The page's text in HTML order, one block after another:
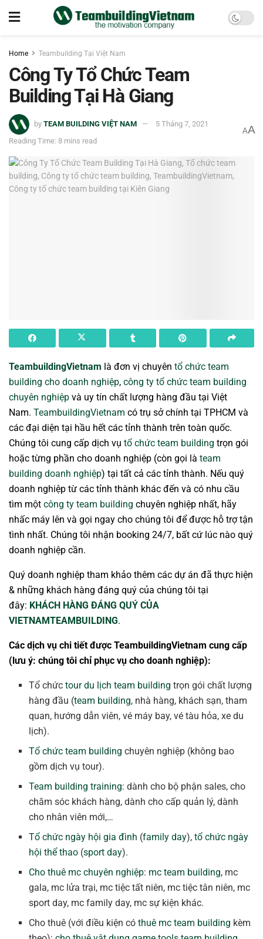
Home Teambuilding Tại Việt Nam
Công Ty Tổ Chức Team
Building Tại Hà Giang
by TEAM BUILDING VIỆT NAM
5 Tháng 7, 2021
Reading Time: 8 mins read
AA
TeambuildingVietnam là đơn vị chuyên tổ chức team
building cho doanh nghiệp, công ty tổ chức team building
chuyên nghiệp và uy tín chất lượng hàng đầu tại Việt
Nam. TeambuildingVietnam có trụ sở chính tại TPHCM và
các đại diện tại hầu hết các tỉnh thành trên toàn quốc.
Chúng tôi cung cấp dịch vụ tổ chức team building trọn gói
hoặc từng phần cho doanh nghiệp (còn gọi là team
building doanh nghiệp) tại tất cả các tỉnh thành. Nếu quý
doanh nghiệp từ các tỉnh thành khác đến và có nhu cầu
tìm một công ty team building chuyên nghiệp nhất, hãy
nhấc máy lên và gọi ngay cho chúng tôi để được hỗ trợ tận
tình nhất. Chúng tôi nhận booking 24/7, bất cứ lúc nào quý
doanh nghiệp cần.
Quý doanh nghiệp tham khảo thêm các dự án đã thực hiện
& những khách hàng đáng quý của chúng tôi tại
đây: KHÁCH HÀNG ĐÁNG QUÝ CỦA
VIETNAMTEAMBUILDING.
Các dịch vụ chi tiết được TeambuildingVietnam cung cấp
(lưu ý: chúng tôi chỉ phục vụ cho doanh nghiệp):
Tổ chứctour du lịch team building trọn gói chất lượng
hàng đầu (team building, nhà hàng, khách sạn, tham
quan, hướng dẫn viên, vé máy bay, vé tàu hỏa, xe du
lịch).
Tổ chức team building chuyên nghiệp (không bao
gồm dịch vụ tour).
Team building training: dành cho bộ phận sales, cho
chăm sóc khách hàng, dành cho cấp quản lý, dành
cho nhân viên mới,…
Tổ chức ngày hội gia đình (family day),tổ chức ngày
hội thể thao (sport day).
Cho thuê mc chuyên nghiệp: mc team building, mc
gala, mc lửa trại, mc tiệc tất niên, mc tiệc tân niên, mc
sport day, mc family day, mc sự kiện khác.
Cho thuê (với điều kiện cóthuê mc team building kèm